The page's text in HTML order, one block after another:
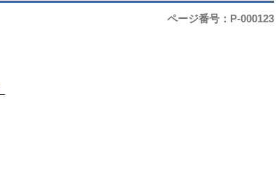
ページ番号：P-000123